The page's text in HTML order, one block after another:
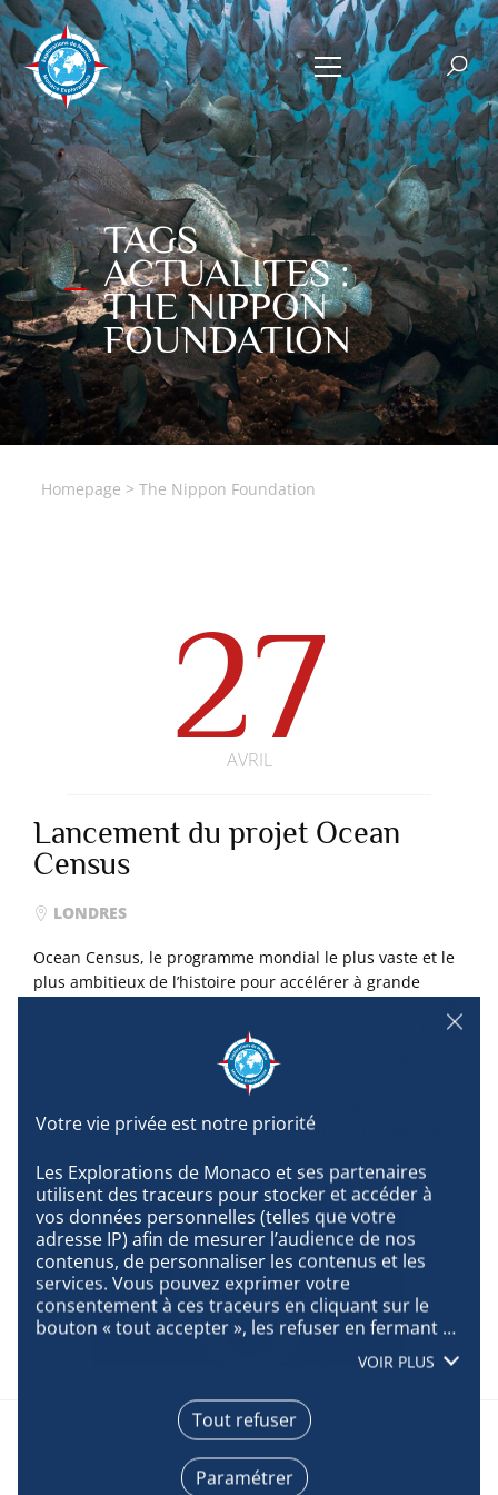
Les Explorations de Monaco et ses partenaires
utilisent des traceurs pour stocker et accéder à
vos données personnelles (telles que votre
adresse IP) afin de mesurer l’audience de nos
contenus, de personnaliser les contenus et les
services. Vous pouvez exprimer votre
consentement à ces traceurs en cliquant sur le
bouton « tout accepter », les refuser en fermant
accepter », ou vous informer sur le détail de
chaque finalité et exprimer votre choix pour
chacune d’entre elles en cliquant sur « paramétrer
». En cliquant sur « tout accepter », vous acceptez
que nous accédions à des informations stockées
sur votre terminal afin d’obtenir des données sur
VOIR PLUS
Tout refuser
Paramétrer
TAGS
ACTUALITES :
THE NIPPON
FOUNDATION
Homepage >The Nippon Foundation
27
AVRIL
Lancement du projet Ocean
Census
LONDRES
Ocean Census, le programme mondial le plus vaste et le
plus ambitieux de l’histoire pour accélérer à grande
océans, a été lancé à Londres le 27 avril 2023. Dans la
continuité du soutien que la Principauté de Monaco avait
apporté au projet « Census of Marine Life 2010 », la
ses parties prenantes comme partenaire fondateur du